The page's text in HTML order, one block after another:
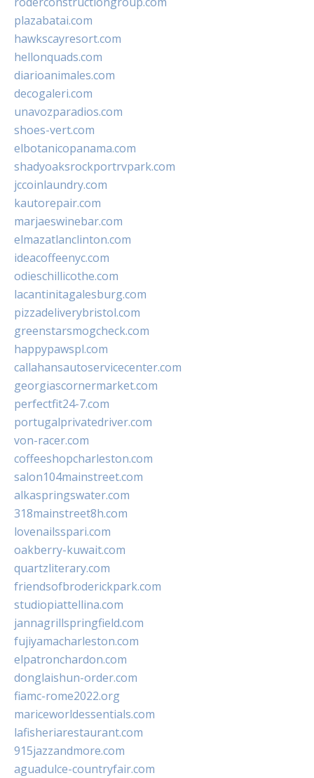
plazabatai.com
hawkscayresort.com
hellonquads.com
diarioanimales.com
decogaleri.com
unavozparadios.com
shoes-vert.com
elbotanicopanama.com
shadyoaksrockportrvpark.com
jccoinlaundry.com
kautorepair.com
marjaeswinebar.com
elmazatlanclinton.com
ideacoffeenyc.com
odieschillicothe.com
lacantinitagalesburg.com
pizzadeliverybristol.com
greenstarsmogcheck.com
happypawspl.com
callahansautoservicecenter.com
georgiascornermarket.com
perfectfit24-7.com
portugalprivatedriver.com
von-racer.com
coffeeshopcharleston.com
salon104mainstreet.com
alkaspringswater.com
318mainstreet8h.com
lovenailsspari.com
oakberry-kuwait.com
quartzliterary.com
friendsofbroderickpark.com
studiopiattellina.com
jannagrillspringfield.com
fujiyamacharleston.com
elpatronchardon.com
donglaishun-order.com
fiamc-rome2022.org
mariceworldessentials.com
lafisheriarestaurant.com
915jazzandmore.com
aguadulce-countryfair.com